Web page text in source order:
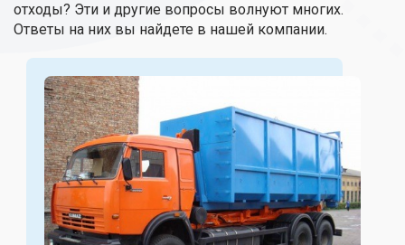
отходы? Эти и другие вопросы волнуют многих.
Ответы на них вы найдете в нашей компании.